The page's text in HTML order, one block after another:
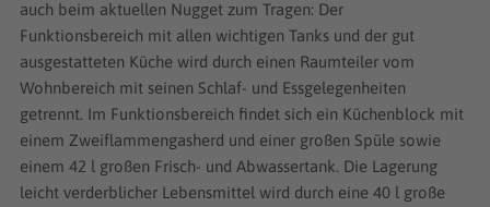
auch beim aktuellen Nugget zum Tragen: Der
Funktionsbereich mit allen wichtigen Tanks und der gut
ausgestatteten Küche wird durch einen Raumteiler vom
Wohnbereich mit seinen Schlaf- und Essgelegenheiten
getrennt. Im Funktionsbereich findet sich ein Küchenblock mit
einem Zweiflammengasherd und einer großen Spüle sowie
einem 42 l großen Frisch- und Abwassertank. Die Lagerung
leicht verderblicher Lebensmittel wird durch eine 40 l große